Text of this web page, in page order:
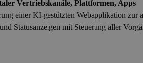
Vertriebskanäle, Plattformen, Apps
einer KI-gestützten Webapplikation zur
Statusanzeigen mit Steuerung aller